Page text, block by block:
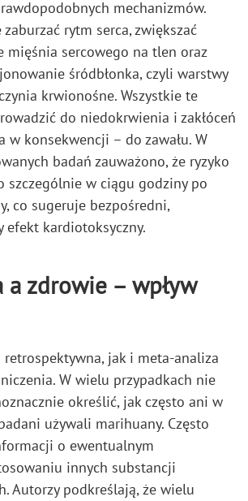
mechanizmów.
rytm serca, zwiększać
mięśnia sercowego na tlen oraz
śródbłonka, czyli warstwy
krwionośne. Wszystkie te
do niedokrwienia i zakłóceń
w konsekwencji – do zawału. W
badań zauważono, że ryzyko
szczególnie w ciągu godziny po
co sugeruje bezpośredni,
kardiotoksyczny.
a zdrowie – wpływ
jak i meta-analiza
W wielu przypadkach nie
określić, jak często ani w
używali marihuany. Często
o ewentualnym
innych substancji
Autorzy podkreślają, że wielu